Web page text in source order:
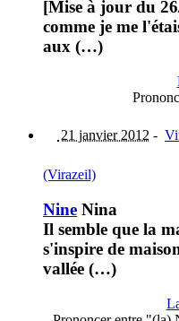
[Mise à jour du
comme je me
aux (…)
21 janvier 2012 -
(Virazeil)
Nine Nina
Il semble que la
s'inspire de
vallée (…)